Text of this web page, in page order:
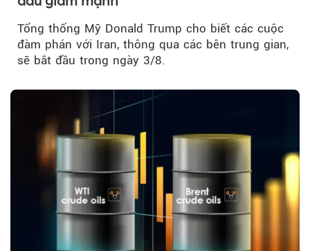
Tổng thống Mỹ Donald Trump cho biết các cuộc
đàm phán với Iran, thông qua các bên trung gian,
sẽ bắt đầu trong ngày 3/8.